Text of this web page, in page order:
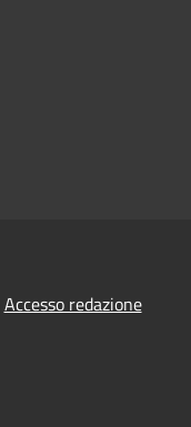
Accesso redazione